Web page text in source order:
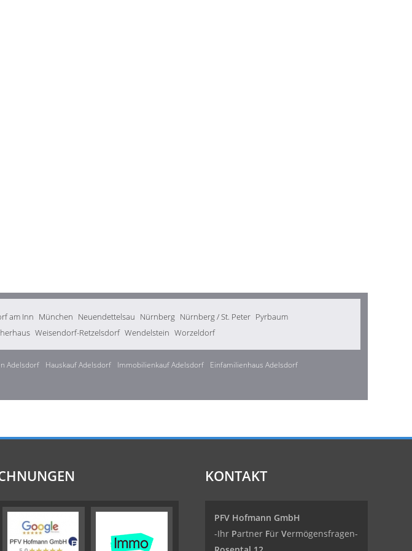
am Inn München Neuendettelsau Nürnberg Nürnberg / St. Peter Pyrbaum
Weisendorf-Retzelsdorf Wendelstein Worzeldorf
Adelsdorf Hauskauf Adelsdorf Immobilienkauf Adelsdorf
Einfamilienhaus Adelsdorf
KONTAKT
PFV Hofmann GmbH
-Ihr Partner Für Vermögensfragen-